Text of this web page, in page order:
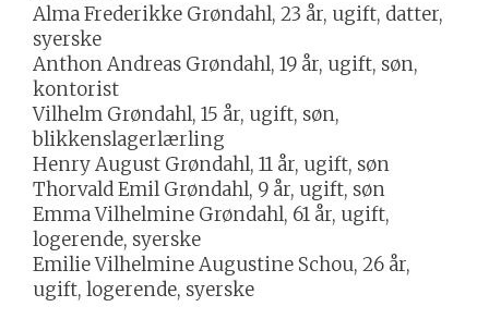
Alma Frederikke Grøndahl, 23 år, ugift, datter,
syerske
Anthon Andreas Grøndahl, 19 år, ugift, søn,
kontorist
Vilhelm Grøndahl, 15 år, ugift, søn,
blikkenslagerlærling
Henry August Grøndahl, 11 år, ugift, søn
Thorvald Emil Grøndahl, 9 år, ugift, søn
Emma Vilhelmine Grøndahl, 61 år, ugift,
logerende, syerske
Emilie Vilhelmine Augustine Schou, 26 år,
ugift, logerende, syerske